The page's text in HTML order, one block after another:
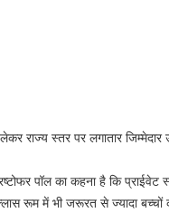
राज्य स्तर पर लगातार जिम्मेदार
पॉल का कहना है कि प्राईवेट
रूम में भी जरूरत से ज्यादा बच्चों